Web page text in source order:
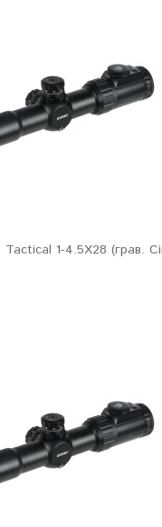
Tactical 1-4.5X28 (грав.